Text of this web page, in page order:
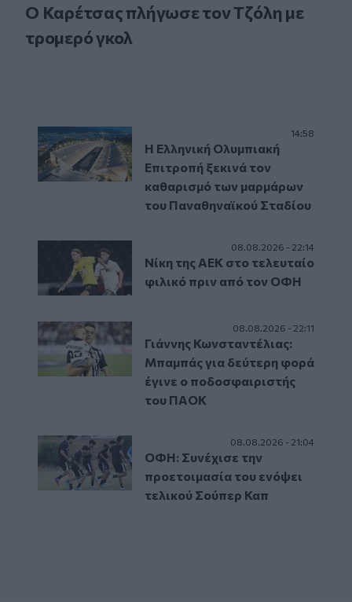
Ο Καρέτσας πλήγωσε τον Τζόλη με
τρομερό γκολ
14:58
Η Ελληνική Ολυμπιακή
Επιτροπή ξεκινά τον
καθαρισμό των μαρμάρων
του Παναθηναϊκού Σταδίου
08.08.2026 - 22:14
Nίκη της ΑΕΚ στο τελευταίο
φιλικό πριν από τον ΟΦΗ
08.08.2026 - 22:11
Γιάννης Κωνσταντέλιας:
Μπαμπάς για δεύτερη φορά
έγινε ο ποδοσφαιριστής
του ΠΑΟΚ
08.08.2026 - 21:04
ΟΦΗ: Συνέχισε την
προετοιμασία του ενόψει
τελικού Σούπερ Καπ